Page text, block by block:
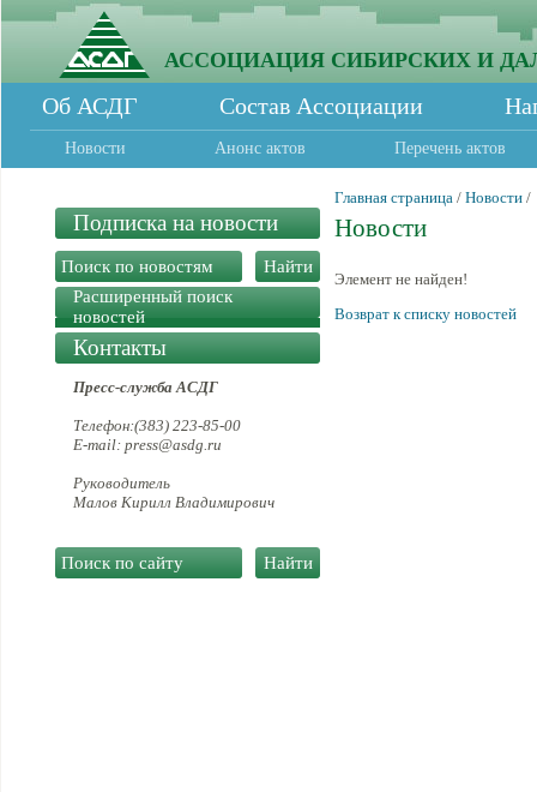
АССОЦИАЦИЯ СИБИРСКИХ И
Об АСДГ Состав Ассоциации
Новости Анонс актов Перечень актов
Подписка на новости
Расширенный поиск
новостей
Контакты
Пресс-служба АСДГ
Телефон:(383) 223-85-00
E-mail: press@asdg.ru
Руководитель
Малов Кирилл Владимирович
Главная страница / Новости /
Новости
Элемент не найден!
Возврат к списку новостей